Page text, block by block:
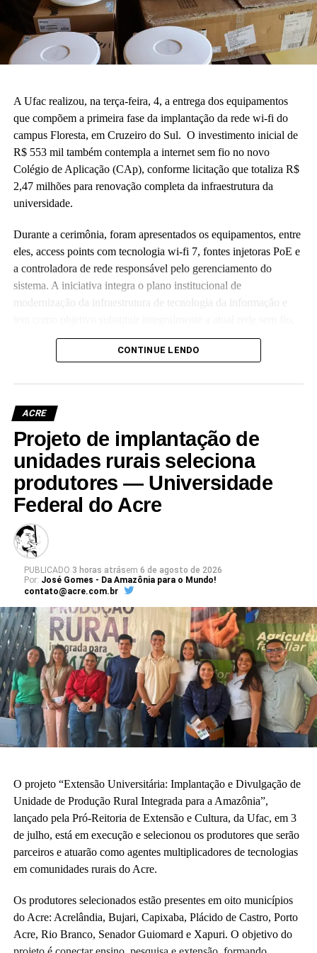
A Ufac realizou, na terça-feira, 4, a entrega dos equipamentos
que compõem a primeira fase da implantação da rede wi-fi do
campus Floresta, em Cruzeiro do Sul. O investimento inicial de
R$ 553 mil também contempla a internet sem fio no novo
Colégio de Aplicação (CAp), conforme licitação que totaliza R$
2,47 milhões para renovação completa da infraestrutura da
universidade.
Durante a cerimônia, foram apresentados os equipamentos, entre
eles, access points com tecnologia wi-fi 7, fontes injetoras PoE e
a controladora de rede responsável pelo gerenciamento do
sistema. A iniciativa integra o plano institucional de
modernização da infraestrutura de tecnologia da informação e
que já não atende às crescentes demandas acadêmicas e
administrativas da universidade.
Leia Mais: UFAC
CONTINUE LENDO
ACRE
Projeto de implantação de
unidades rurais seleciona
produtores — Universidade
Federal do Acre
PUBLICADO 3 horas atrásem 6 de agosto de 2026
Por: José Gomes - Da Amazônia para o Mundo!
contato@acre.com.br
O projeto “Extensão Universitária: Implantação e Divulgação de
Unidade de Produção Rural Integrada para a Amazônia”,
lançado pela Pró-Reitoria de Extensão e Cultura, da Ufac, em 3
de julho, está em execução e selecionou os produtores que serão
parceiros e atuarão como agentes multiplicadores de tecnologias
em comunidades rurais do Acre.
Os produtores selecionados estão presentes em oito municípios
do Acre: Acrelândia, Bujari, Capixaba, Plácido de Castro, Porto
Acre, Rio Branco, Senador Guiomard e Xapuri. O objetivo do